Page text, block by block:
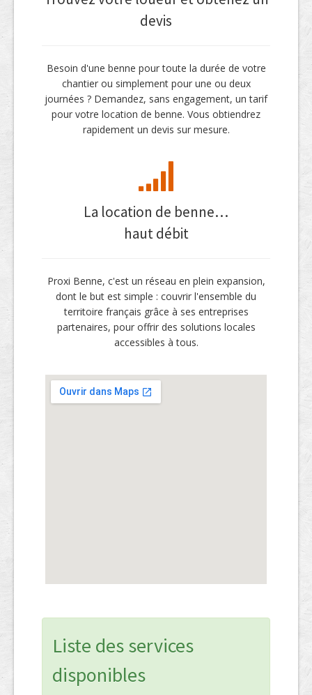
devis
Besoin d'une benne pour toute la durée de votre
chantier ou simplement pour une ou deux
journées ? Demandez, sans engagement, un tarif
pour votre location de benne. Vous obtiendrez
rapidement un devis sur mesure.
La location de benne…
haut débit
Proxi Benne, c'est un réseau en plein expansion,
dont le but est simple : couvrir l'ensemble du
territoire français grâce à ses entreprises
partenaires, pour offrir des solutions locales
accessibles à tous.
Liste des services
disponibles